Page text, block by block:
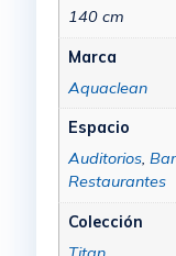
140 cm
Marca
Aquaclean
Espacio
Auditorios,
Restaurantes
Colección